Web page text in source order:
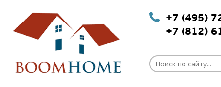
+7 (495)
+7 (812)